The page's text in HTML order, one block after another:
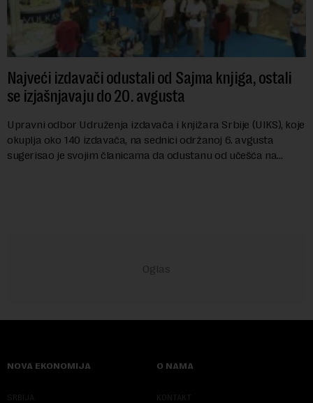
Najveći izdavači odustali od Sajma knjiga, ostali
se izjašnjavaju do 20. avgusta
Upravni odbor Udruženja izdavača i knjižara Srbije (UIKS), koje
okuplja oko 140 izdavača, na sednici održanoj 6. avgusta
sugerisao je svojim članicama da odustanu od učešća na
NOVA EKONOMIJA
SRBIJA
O NAMA
KONTAKT